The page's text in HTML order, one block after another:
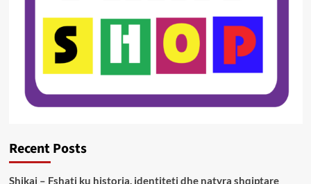
Recent Posts
Shikaj – Fshati ku historia, identiteti dhe natyra shqiptare